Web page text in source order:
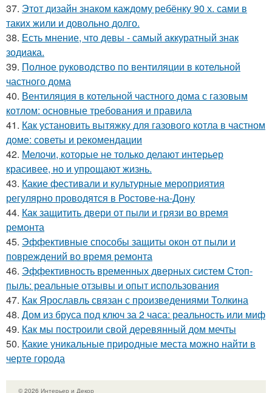
37. Этот дизайн знаком каждому ребёнку 90 х. сами в
таких жили и довольно долго.
38. Есть мнение, что девы - самый аккуратный знак
зодиака.
39. Полное руководство по вентиляции в котельной
частного дома
40. Вентиляция в котельной частного дома с газовым
котлом: основные требования и правила
41. Как установить вытяжку для газового котла в частном
доме: советы и рекомендации
42. Мелочи, которые не только делают интерьер
красивее, но и упрощают жизнь.
43. Какие фестивали и культурные мероприятия
регулярно проводятся в Ростове-на-Дону
44. Как защитить двери от пыли и грязи во время
ремонта
45. Эффективные способы защиты окон от пыли и
повреждений во время ремонта
46. Эффективность временных дверных систем Стоп-
пыль: реальные отзывы и опыт использования
47. Как Ярославль связан с произведениями Толкина
48. Дом из бруса под ключ за 2 часа: реальность или миф
49. Как мы построили свой деревянный дом мечты
50. Какие уникальные природные места можно найти в
черте города
© 2026 Интерьер и Декор